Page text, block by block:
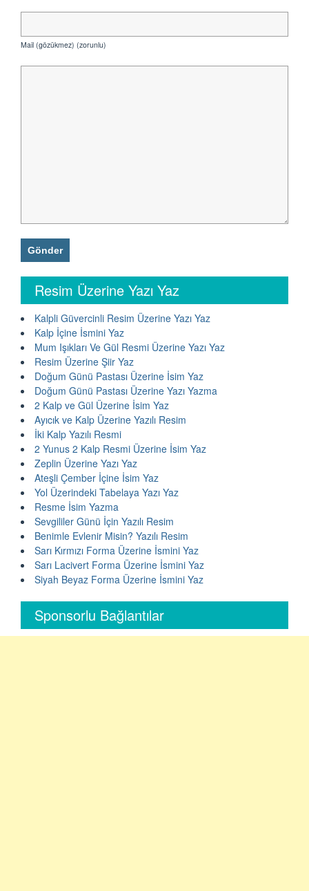
Mail (gözükmez) (zorunlu)
Resim Üzerine Yazı Yaz
Kalpli Güvercinli Resim Üzerine Yazı Yaz
Kalp İçine İsmini Yaz
Mum Işıkları Ve Gül Resmi Üzerine Yazı Yaz
Resim Üzerine Şiir Yaz
Doğum Günü Pastası Üzerine İsim Yaz
Doğum Günü Pastası Üzerine Yazı Yazma
2 Kalp ve Gül Üzerine İsim Yaz
Ayıcık ve Kalp Üzerine Yazılı Resim
İki Kalp Yazılı Resmi
2 Yunus 2 Kalp Resmi Üzerine İsim Yaz
Zeplin Üzerine Yazı Yaz
Ateşli Çember İçine İsim Yaz
Yol Üzerindeki Tabelaya Yazı Yaz
Resme İsim Yazma
Sevgililer Günü İçin Yazılı Resim
Benimle Evlenir Misin? Yazılı Resim
Sarı Kırmızı Forma Üzerine İsmini Yaz
Sarı Lacivert Forma Üzerine İsmini Yaz
Siyah Beyaz Forma Üzerine İsmini Yaz
Sponsorlu Bağlantılar